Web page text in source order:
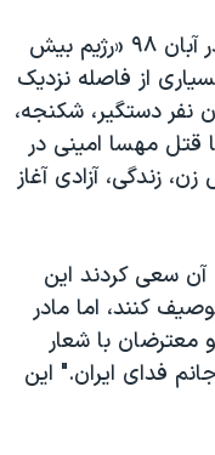
شاهزاده رضا پهلوی با بیان این که در آبان ۹۸ «رژیم بیش
از فاصله نزدیک
نفر دستگیر، شکنجه،
قتل مهسا امینی در
خیزش زن، زندگی، آزادی آغاز
آن سعی کردند این
کنند، اما مادر
معترضان با شعار
فدای ایران." این